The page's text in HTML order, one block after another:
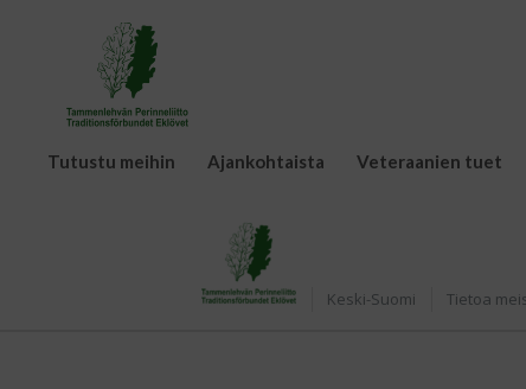
Tutustu meihin Ajankohtaista Veteraanien tuet
Keski-Suomi Tietoa